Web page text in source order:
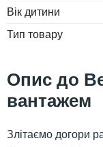
Вік дитини
Тип товару
вантажем
Злітаємо догори